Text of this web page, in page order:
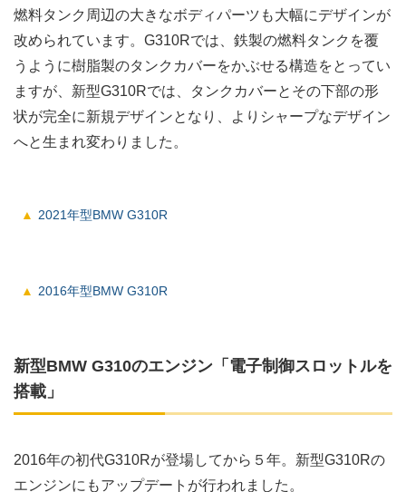
燃料タンク周辺の大きなボディパーツも大幅にデザインが
改められています。G310Rでは、鉄製の燃料タンクを覆
うように樹脂製のタンクカバーをかぶせる構造をとってい
ますが、新型G310Rでは、タンクカバーとその下部の形
状が完全に新規デザインとなり、よりシャープなデザイン
へと生まれ変わりました。
2021年型BMW G310R
2016年型BMW G310R
新型BMW G310のエンジン「電子制御スロットルを
搭載」
2016年の初代G310Rが登場してから５年。新型G310Rの
エンジンにもアップデートが行われました。